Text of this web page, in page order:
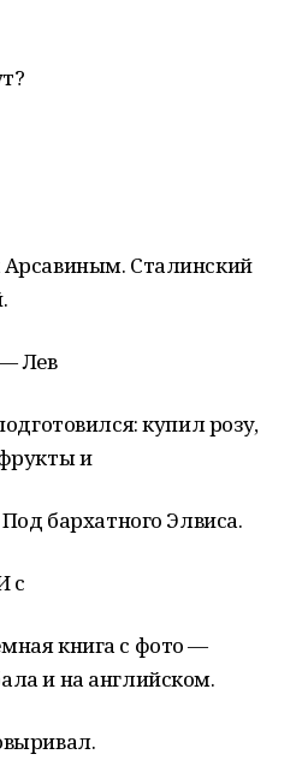
Сталинский
Лев
купил розу,
и
бархатного Элвиса.
с
книга с фото —
и на английском.